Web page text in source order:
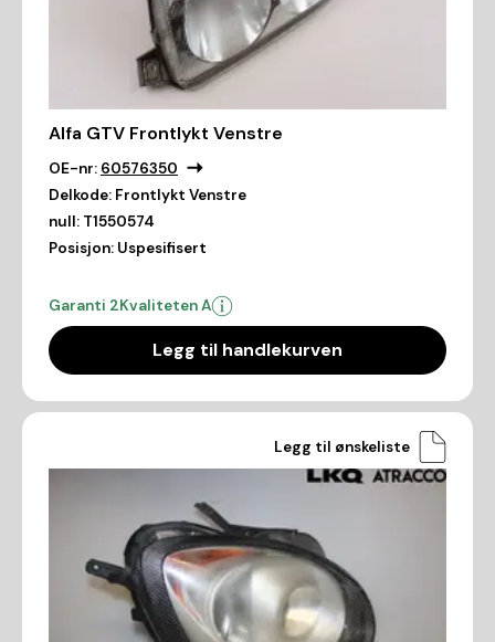
Alfa GTV Frontlykt Venstre
OE-nr: 60576350
Delkode: Frontlykt Venstre
null: T1550574
Posisjon: Uspesifisert
Garanti 2Kvaliteten A
Legg til handlekurven
Legg til ønskeliste